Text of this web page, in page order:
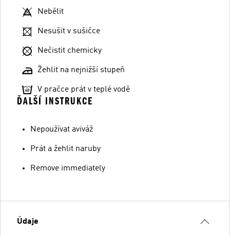
Nebělit
Nesušit v sušičce
Nečistit chemicky
Žehlit na nejnižší stupeň
V pračce prát v teplé vodě
ĎALŠÍ INSTRUKCE
Nepoužívat aviváž
Prát a žehlit naruby
Remove immediately
Údaje